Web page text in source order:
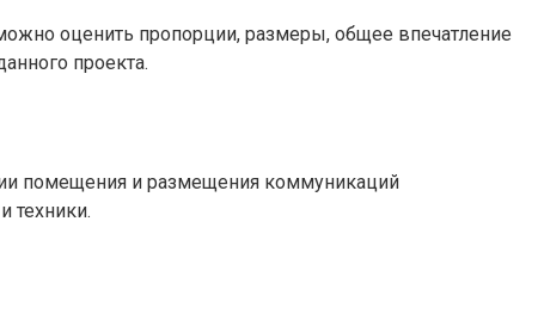
оценить пропорции, размеры, общее впечатление
проекта.
помещения и размещения коммуникаций
техники.